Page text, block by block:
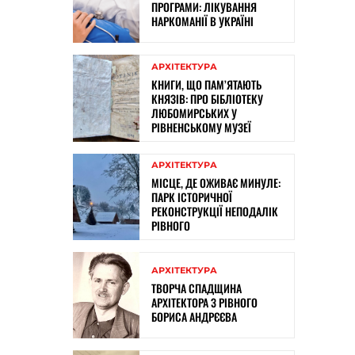
ПРОГРАМИ: ЛІКУВАННЯ
НАРКОМАНІЇ В УКРАЇНІ
АРХІТЕКТУРА
КНИГИ, ЩО ПАМ’ЯТАЮТЬ
КНЯЗІВ: ПРО БІБЛІОТЕКУ
ЛЮБОМИРСЬКИХ У
РІВНЕНСЬКОМУ МУЗЕЇ
АРХІТЕКТУРА
МІСЦЕ, ДЕ ОЖИВАЄ МИНУЛЕ:
ПАРК ІСТОРИЧНОЇ
РЕКОНСТРУКЦІЇ НЕПОДАЛІК
РІВНОГО
АРХІТЕКТУРА
ТВОРЧА СПАДЩИНА
АРХІТЕКТОРА З РІВНОГО
БОРИСА АНДРЄЄВА